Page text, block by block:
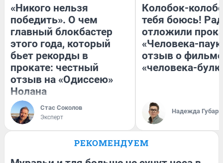
«Никого нельзя
победить». О чем
главный блокбастер
этого года, который
бьет рекорды в
прокате: честный
отзыв на «Одиссею»
Нолана
Стас Соколов
Эксперт
Колобок-
тебя боюсь!
отложили
«Человека-
отзыв о
«человека-
Надежда Губарь
РЕКОМЕНДУЕМ